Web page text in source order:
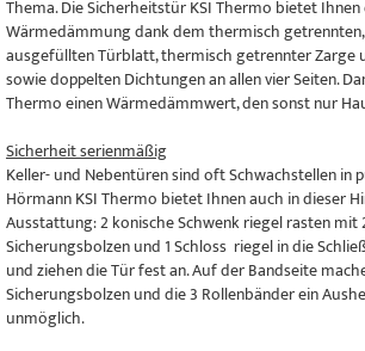
Thema. Die Sicherheitstür KSI Thermo bietet
Wärmedämmung dank dem thermisch
ausgefüllten Türblatt, thermisch getrennter Zarge
sowie doppelten Dichtungen an allen vier Seiten.
Thermo einen Wärmedämmwert, den sonst nur
Sicherheit serienmäßig
Keller- und Nebentüren sind oft Schwachstellen in
Hörmann KSI Thermo bietet Ihnen auch in dieser
Ausstattung: 2 konische Schwenk riegel rasten mit
Sicherungsbolzen und 1 Schloss riegel in die
und ziehen die Tür fest an. Auf der Bandseite
Sicherungsbolzen und die 3 Rollenbänder ein
unmöglich.